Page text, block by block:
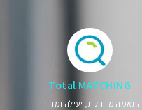
Total MATCHING
התאמה מדויקת, יעילה ומהירה